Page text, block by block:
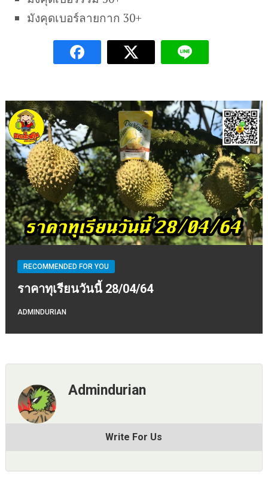
มังคุดเบอร์ลายกาก 30+
RECOMMENDED FOR YOU
ราคาทุเรียนวันนี้ 28/04/64
ADMINDURIAN
Admindurian
Write For Us